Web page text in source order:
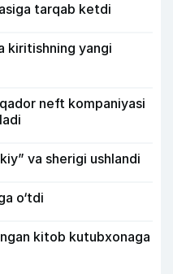
tarqab ketdi
kiritishning yangi
neft kompaniyasi
va sherigi ushlandi
o‘tdi
kitob kutubxonaga